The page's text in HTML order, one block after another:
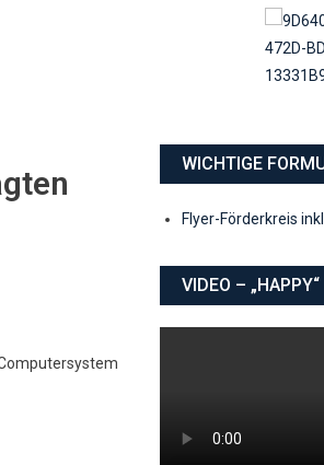
WICHTIGE
Flyer-Förderkreis
VIDEO – „HAPPY“